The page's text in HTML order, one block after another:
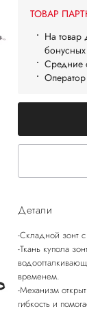
ТОВАР
На товар
Средние
Детали
-Складной зонт
-Ткань купола
временем.
-Механизм
гибкость и